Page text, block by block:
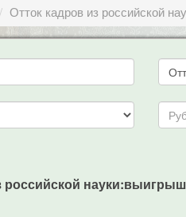
Отток кадров из российской
российской